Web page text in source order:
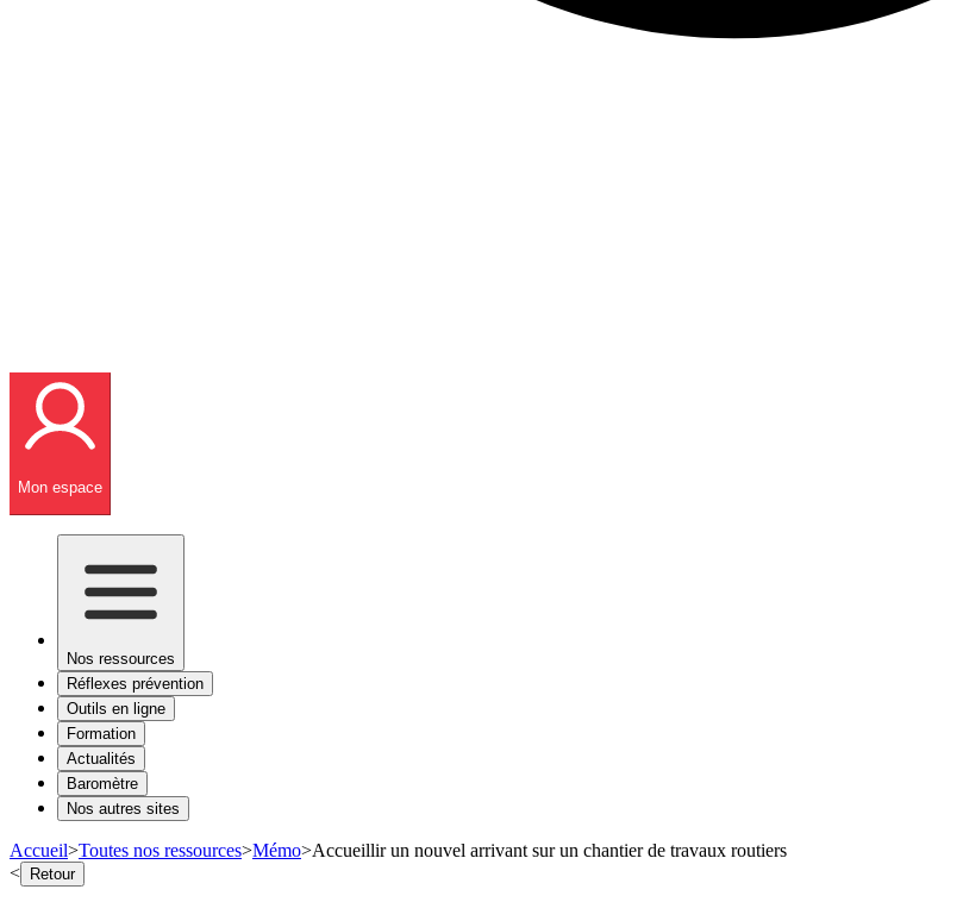
Mon espace
Nos ressources
Réflexes prévention
Outils en ligne
Formation
Actualités
Baromètre
Nos autres sites
Accueil>Toutes nos ressources>Mémo>Accueillir un nouvel arrivant sur un chantier de travaux routiers
< Retour